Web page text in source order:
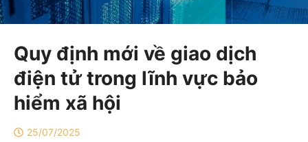
Quy định mới về giao dịch
điện tử trong lĩnh vực bảo
hiểm xã hội
25/07/2025